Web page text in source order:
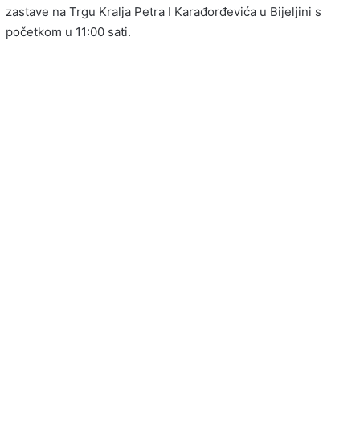
zastave na Trgu Kralja Petra I Karađorđevića u Bijeljini s
početkom u 11:00 sati.